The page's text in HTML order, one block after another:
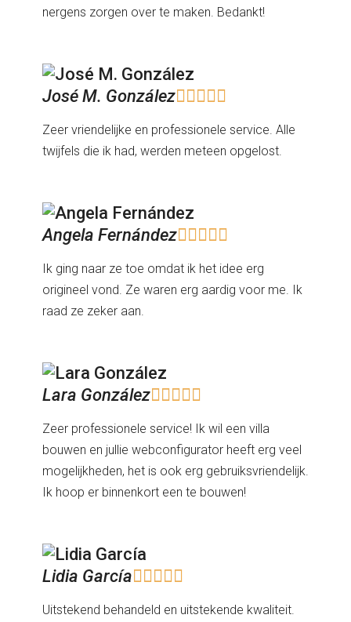
nergens zorgen over te maken. Bedankt!
José M. González
Zeer vriendelijke en professionele service. Alle
twijfels die ik had, werden meteen opgelost.
Angela Fernández
Ik ging naar ze toe omdat ik het idee erg
origineel vond. Ze waren erg aardig voor me. Ik
raad ze zeker aan.
Lara González
Zeer professionele service! Ik wil een villa
bouwen en jullie webconfigurator heeft erg veel
mogelijkheden, het is ook erg gebruiksvriendelijk.
Ik hoop er binnenkort een te bouwen!
Lidia García
Uitstekend behandeld en uitstekende kwaliteit.